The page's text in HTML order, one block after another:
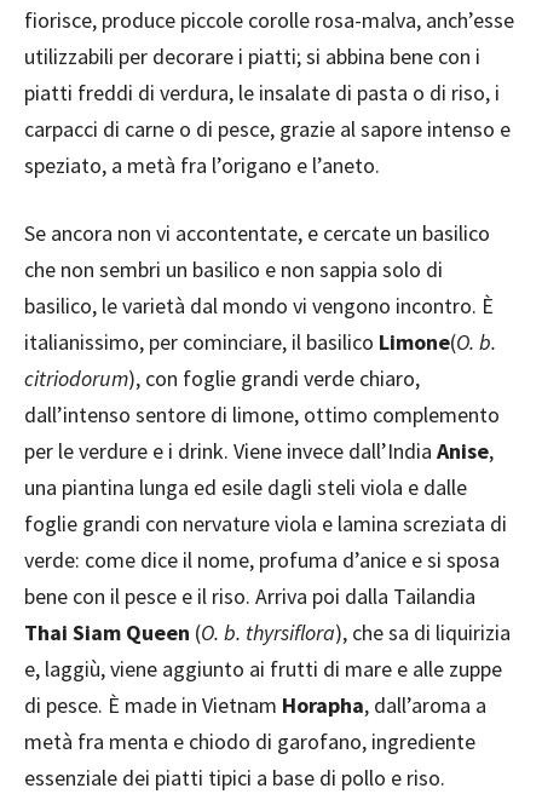
fiorisce, produce piccole corolle rosa-malva, anch’esse
utilizzabili per decorare i piatti; si abbina bene con i
piatti freddi di verdura, le insalate di pasta o di riso, i
carpacci di carne o di pesce, grazie al sapore intenso e
speziato, a metà fra l’origano e l’aneto.
Se ancora non vi accontentate, e cercate un basilico
che non sembri un basilico e non sappia solo di
basilico, le varietà dal mondo vi vengono incontro. È
italianissimo, per cominciare, il basilico Limone(O. b.
citriodorum), con foglie grandi verde chiaro,
dall’intenso sentore di limone, ottimo complemento
per le verdure e i drink. Viene invece dall’India Anise,
una piantina lunga ed esile dagli steli viola e dalle
foglie grandi con nervature viola e lamina screziata di
verde: come dice il nome, profuma d’anice e si sposa
bene con il pesce e il riso. Arriva poi dalla Tailandia
Thai Siam Queen (O. b. thyrsiflora), che sa di liquirizia
e, laggiù, viene aggiunto ai frutti di mare e alle zuppe
di pesce. È made in Vietnam Horapha, dall’aroma a
metà fra menta e chiodo di garofano, ingrediente
essenziale dei piatti tipici a base di pollo e riso.